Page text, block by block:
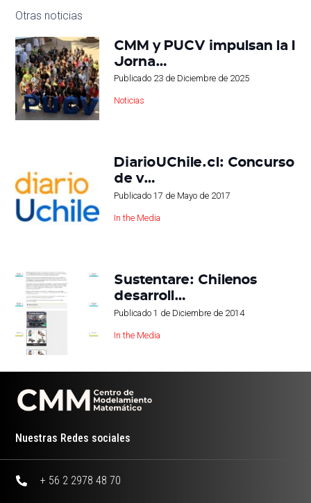
Otras noticias
CMM y PUCV impulsan la I
Jorna…
Publicado 23 de Diciembre de 2025
Noticias
DiarioUChile.cl: Concurso
de v…
Publicado 17 de Mayo de 2017
In the Media
Sustentare: Chilenos
desarroll…
Publicado 1 de Diciembre de 2014
In the Media
Nuestras Redes sociales
+ 56 2 2978 48 70